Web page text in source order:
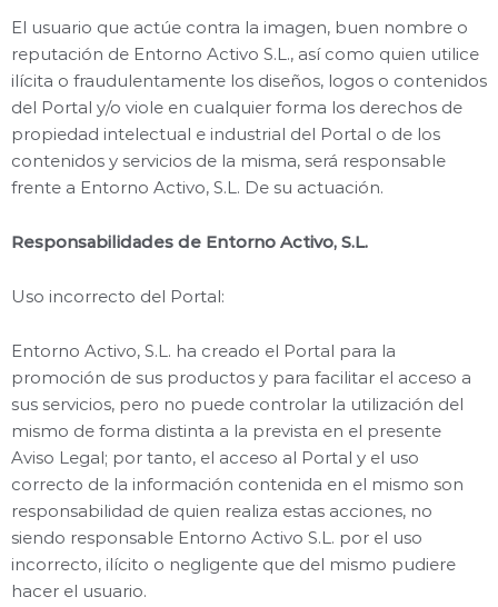
El usuario que actúe contra la imagen, buen nombre o
reputación de Entorno Activo S.L., así como quien utilice
ilícita o fraudulentamente los diseños, logos o contenidos
del Portal y/o viole en cualquier forma los derechos de
propiedad intelectual e industrial del Portal o de los
contenidos y servicios de la misma, será responsable
frente a Entorno Activo, S.L. De su actuación.
Responsabilidades de Entorno Activo, S.L.
Uso incorrecto del Portal:
Entorno Activo, S.L. ha creado el Portal para la
promoción de sus productos y para facilitar el acceso a
sus servicios, pero no puede controlar la utilización del
mismo de forma distinta a la prevista en el presente
Aviso Legal; por tanto, el acceso al Portal y el uso
correcto de la información contenida en el mismo son
responsabilidad de quien realiza estas acciones, no
siendo responsable Entorno Activo S.L. por el uso
incorrecto, ilícito o negligente que del mismo pudiere
hacer el usuario.